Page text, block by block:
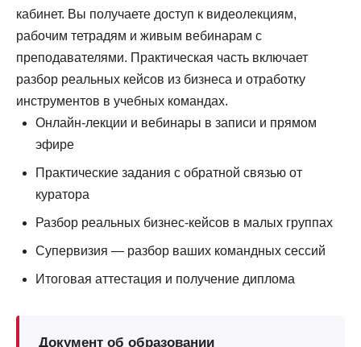
кабинет. Вы получаете доступ к видеолекциям,
рабочим тетрадям и живым вебинарам с
преподавателями. Практическая часть включает
разбор реальных кейсов из бизнеса и отработку
инструментов в учебных командах.
Онлайн-лекции и вебинары в записи и прямом
эфире
Практические задания с обратной связью от
куратора
Разбор реальных бизнес-кейсов в малых группах
Супервизия — разбор ваших командных сессий
Итоговая аттестация и получение диплома
Документ об образовании